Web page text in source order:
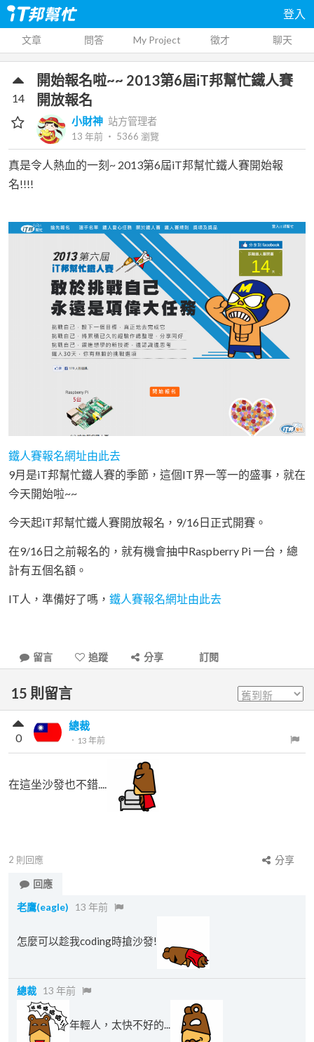
登入
文章 問答 My Project 徵才 聊天
開始報名啦~~ 2013第6屆iT邦幫忙鐵人賽
開放報名
小財神 站方管理者
13 年前 ‧ 5366 瀏覽
14
真是令人熱血的一刻~ 2013第6屆iT邦幫忙鐵人賽開始報
名!!!!
鐵人賽報名網址由此去
9月是iT邦幫忙鐵人賽的季節，這個IT界一等一的盛事，就在
今天開始啦~~
今天起iT邦幫忙鐵人賽開放報名，9/16日正式開賽。
在9/16日之前報名的，就有機會抽中Raspberry Pi 一台，總
計有五個名額。
IT人，準備好了嗎， 鐵人賽報名網址由此去
留言 追蹤 分享 訂閱
15 則留言
總裁
． 13 年前
0
在這坐沙發也不錯....
2 則回應
分享
回應
老鷹(eagle)
13 年前
怎麼可以趁我coding時搶沙發!
總裁 13 年前
年輕人，太快不好的...